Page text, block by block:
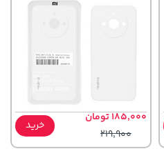
185,000 تومان
219,900
خرید